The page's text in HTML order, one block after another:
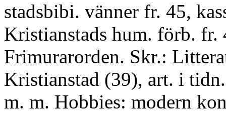
stadsbibi. vänner fr. 45,
Kristianstads hum. förb. fr.
Frimurarorden. Skr.:
Kristianstad (39), art. i
m. m. Hobbies: modern